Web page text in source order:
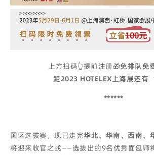
上方扫码👆提前注册🎁免排队免
距2023 HOTELEX上海展还有
******
国区选拔赛，现已走完华北、华南、西南、
将迎来收官之战——选拔出的9名优秀面包师